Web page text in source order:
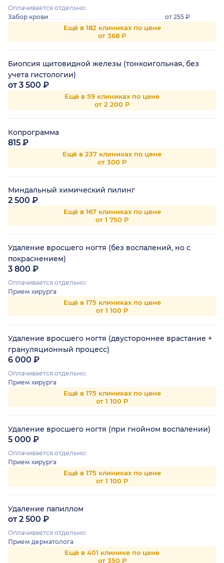
Оплачивается отдельно:
Забор крови
от 255 ₽
Ещё в 182 клиниках по цене
от 368 Р
Биопсия щитовидной железы (тонкоигольная, без
учета гистологии)
от 3 500 ₽
Ещё в 59 клиниках по цене
от 2 200 Р
Копрограмма
815 ₽
Ещё в 237 клиниках по цене
от 300 Р
Миндальный химический пилинг
2 500 ₽
Ещё в 167 клиниках по цене
от 1 750 Р
Удаление вросшего ногтя (без воспалений, но с
покраснением)
3 800 ₽
Оплачивается отдельно:
Прием хирурга
Ещё в 175 клиниках по цене
от 1 100 Р
Удаление вросшего ногтя (двустороннее врастание +
грануляционный процесс)
6 000 ₽
Оплачивается отдельно:
Прием хирурга
Ещё в 175 клиниках по цене
от 1 100 Р
Удаление вросшего ногтя (при гнойном воспалении)
5 000 ₽
Оплачивается отдельно:
Прием хирурга
Ещё в 175 клиниках по цене
от 1 100 Р
Удаление папиллом
от 2 500 ₽
Оплачивается отдельно:
Прием дерматолога
Ещё в 401 клинике по цене
от 350 Р